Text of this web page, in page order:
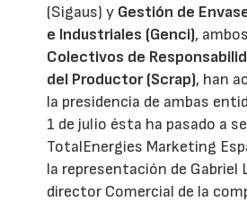
(Sigaus) y Gestión de
e Industriales (Genci), ambos
Colectivos de
del Productor (Scrap), han
la presidencia de ambas
1 de julio ésta ha pasado a
TotalEnergies Marketing
la representación de Gabriel
director Comercial de la